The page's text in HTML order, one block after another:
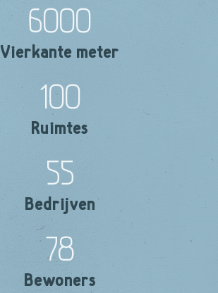
6000
Vierkante meter
100
Ruimtes
55
Bedrijven
78
Bewoners